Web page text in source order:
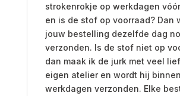
strokenrokje op werkdagen
en is de stof op voorraad? Dan
jouw bestelling dezelfde dag
verzonden. Is de stof niet op
dan maak ik de jurk met veel
eigen atelier en wordt hij
werkdagen verzonden. Elke